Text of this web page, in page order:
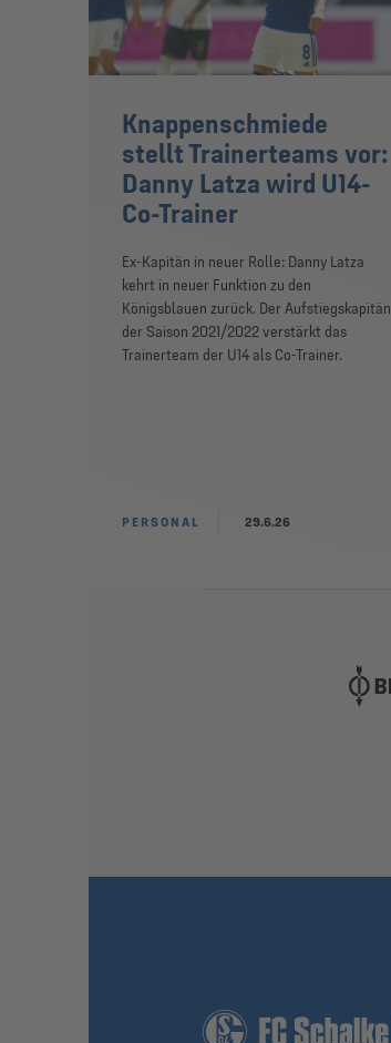
Knappenschmiede
stellt Trainerteams vor:
Danny Latza wird U14-
Co-Trainer
Ex-Kapitän in neuer Rolle: Danny Latza
kehrt in neuer Funktion zu den
Königsblauen zurück. Der Aufstiegskapitän
der Saison 2021/2022 verstärkt das
Trainerteam der U14 als Co-Trainer.
PERSONAL 29.6.26